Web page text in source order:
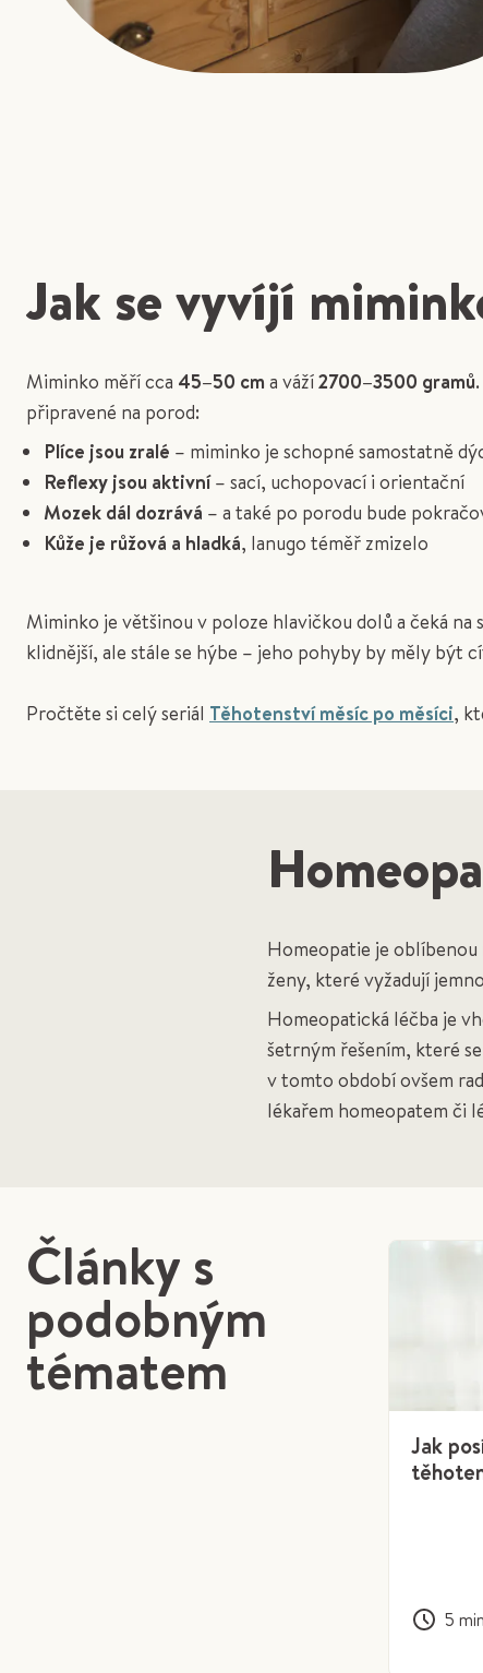
Jak se vyvíjí
Miminko měří cca 45–50 cm a váží2700–3500 gramů
připravené na porod:
Plíce jsou zralé – miminko je schopné samostatně
Reflexy jsou aktivní– sací, uchopovací i orientační
Mozek dál dozrává – a také po porodu bude
Kůže je růžová a hladká, lanugo téměř zmizelo
Miminko je většinou v poloze hlavičkou dolů a čeká na
klidnější, ale stále se hýbe – jeho pohyby by měly být
Pročtěte si celý seriál Těhotenství měsíc po měsíci,
Homeopatie je
ženy, které vyžadují
Homeopatická léčba je
šetrným řešením, které
v tomto období ovšem
lékařem homeopatem či
Články s
podobným
tématem
Jak
5 min